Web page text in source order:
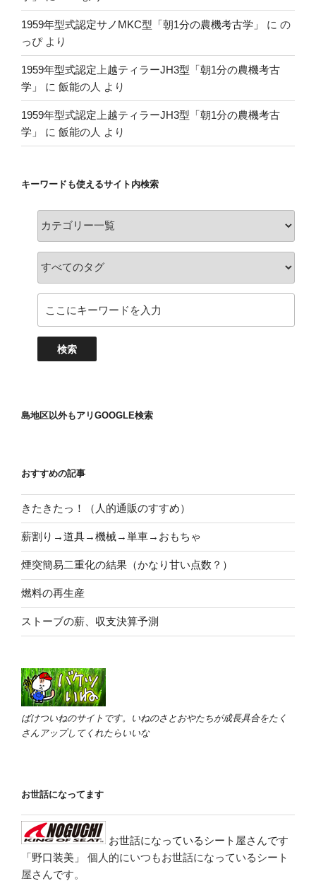
1959年型式認定サノMKC型「朝1分の農機考古学」 に の
っぴより
1959年型式認定上越ティラーJH3型「朝1分の農機考古
学」
に 飯能の人 より
1959年型式認定上越ティラーJH3型「朝1分の農機考古
学」
に 飯能の人 より
キーワードも使えるサイト内検索
島地区以外もアリGOOGLE検索
おすすめの記事
きたきたっ！（人的通販のすすめ）
薪割り→道具→機械→単車→おもちゃ
煙突簡易二重化の結果（かなり甘い点数？）
燃料の再生産
ストーブの薪、収支決算予測
ばけついねのサイトです。いねのさとおやたちが成長具合をたく
さんアップしてくれたらいいな
お世話になってます
お世話になっているシート屋さんです
「野口装美」
個人的にいつもお世話になっているシート
屋さんです。